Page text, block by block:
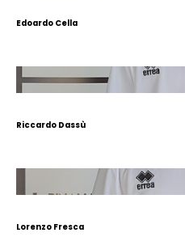
Edoardo Cella
Riccardo Dassù
Lorenzo Fresca